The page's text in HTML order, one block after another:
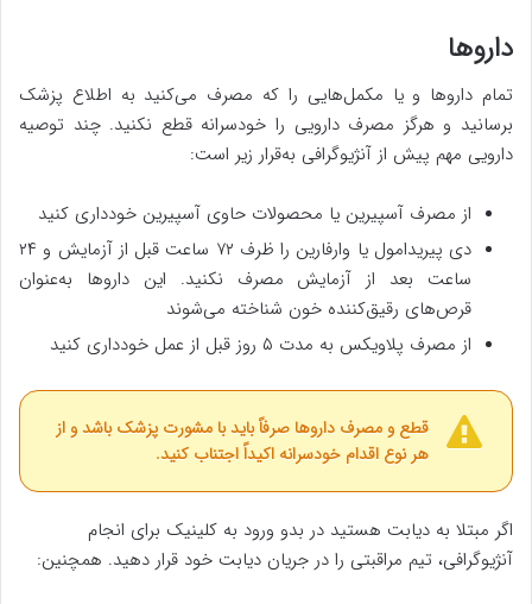
داروها
تمام داروها و یا مکمل‌هایی را که مصرف می‌کنید به اطلاع پزشک
برسانید و هرگز مصرف دارویی را خودسرانه قطع نکنید. چند توصیه
دارویی مهم پیش از آنژیوگرافی به‌قرار زیر است:
از مصرف آسپیرین یا محصولات حاوی آسپیرین خودداری کنید
دی پیریدامول یا وارفارین را ظرف ۷۲ ساعت قبل از آزمایش و ۲۴
ساعت بعد از آزمایش مصرف نکنید. این داروها به‌عنوان
قرص‌های رقیق‌کننده خون شناخته می‌شوند
از مصرف پلاویکس به مدت ۵ روز قبل از عمل خودداری کنید
قطع و مصرف داروها صرفاً باید با مشورت پزشک باشد و از
هر نوع اقدام خودسرانه اکیداً اجتناب کنید.
اگر مبتلا به دیابت هستید در بدو ورود به کلینیک برای انجام
آنژیوگرافی، تیم مراقبتی را در جریان دیابت خود قرار دهید. همچنین: